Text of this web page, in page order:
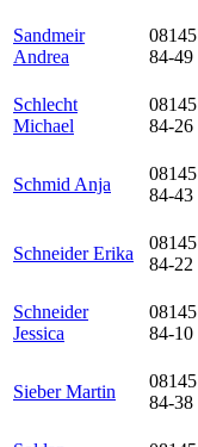
Sandmeir
Andrea
08145
84-49
Schlecht
Michael
08145
84-26
Schmid Anja
08145
84-43
Schneider Erika
08145
84-22
Schneider
Jessica
08145
84-10
Sieber Martin
08145
84-38